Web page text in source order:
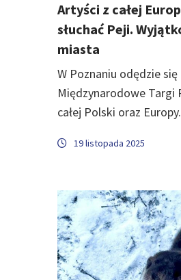
Artyści z całej
słuchać Peji.
miasta
W Poznaniu odędzie
Międzynarodowe Targi
całej Polski oraz Europy.
19 listopada 2025